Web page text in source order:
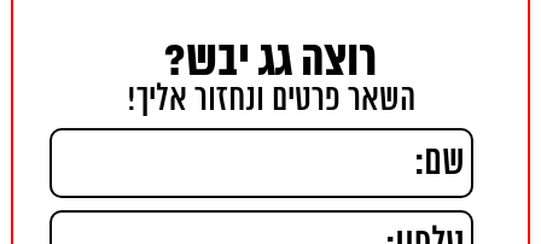
רוצה גג יבש?
השאר פרטים ונחזור אליך!